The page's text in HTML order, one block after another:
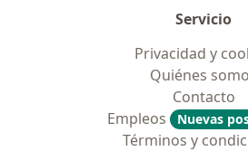
Servicio
Privacidad y
Quiénes
Contacto
Empleos
Nuevas
Términos y